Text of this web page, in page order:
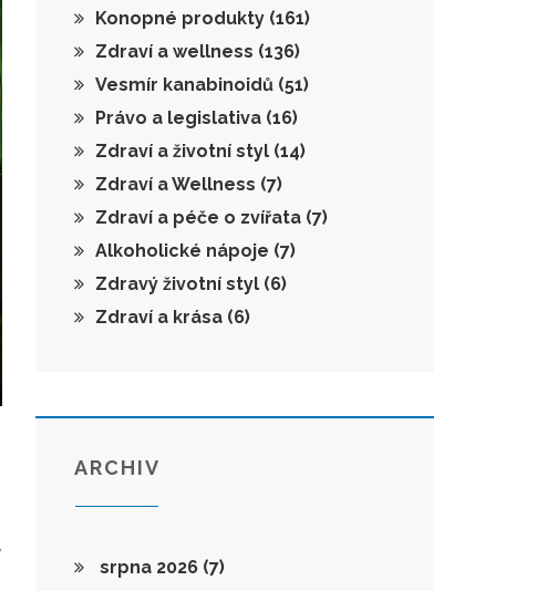
Konopné produkty (161)
Zdraví a wellness (136)
Vesmír kanabinoidů (51)
Právo a legislativa (16)
Zdraví a životní styl (14)
Zdraví a Wellness (7)
Zdraví a péče o zvířata (7)
Alkoholické nápoje (7)
Zdravý životní styl (6)
Zdraví a krása (6)
ARCHIV
srpna 2026 (7)